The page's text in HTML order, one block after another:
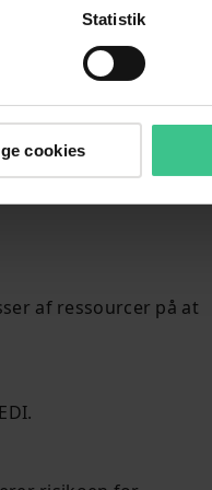
Statistik
cookies
af ressourcer på at